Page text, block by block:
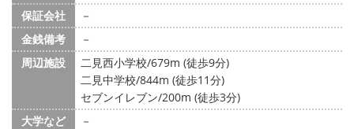
保証会社
－
金銭備考
－
周辺施設
二見西小学校/679m (徒歩9分)
二見中学校/844m (徒歩11分)
セブンイレブン/200m (徒歩3分)
大学など
－